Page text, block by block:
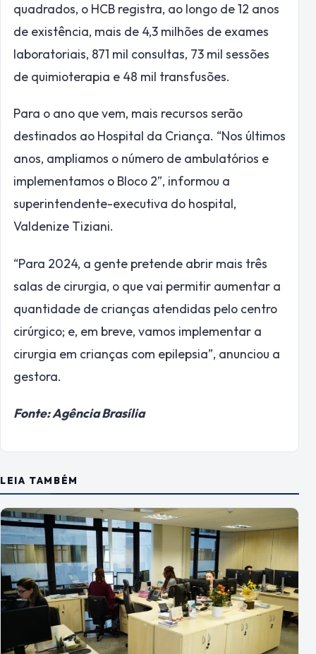
quadrados, o HCB registra, ao longo de 12 anos
de existência, mais de 4,3 milhões de exames
laboratoriais, 871 mil consultas, 73 mil sessões
de quimioterapia e 48 mil transfusões.
Para o ano que vem, mais recursos serão
destinados ao Hospital da Criança. “Nos últimos
anos, ampliamos o número de ambulatórios e
implementamos o Bloco 2”, informou a
superintendente-executiva do hospital,
Valdenize Tiziani.
“Para 2024, a gente pretende abrir mais três
salas de cirurgia, o que vai permitir aumentar a
quantidade de crianças atendidas pelo centro
cirúrgico; e, em breve, vamos implementar a
cirurgia em crianças com epilepsia”, anunciou a
gestora.
Fonte: Agência Brasília
LEIA TAMBÉM